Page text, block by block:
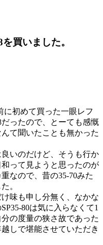
買いました。
に初めて買った一眼レフ
だったので、とーても感慨
て聞いたことも無かった
いのだけど、そうも行か
って見ようと思ったのが
なので、昔の35-70みた
。
味も申し分無く、なかな
80は気に入らなくて1
の度量の狭さ故であった
しで堪能させていただき